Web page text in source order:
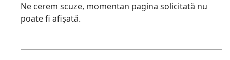
Ne cerem scuze, momentan pagina solicitată nu
poate fi afișată.